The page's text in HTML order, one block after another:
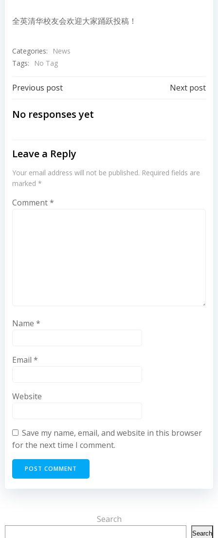
全英清华校友会欢迎大家踊跃投稿！
Categories:
News
Tags:
No Tag
Post
navigation
Previous post Next post
No responses yet
Leave a Reply
Your email address will not be published. Required fields are
marked *
Comment*
Name *
Email *
Website
Save my name, email, and website in this browser
for the next time I comment.
Search
Search